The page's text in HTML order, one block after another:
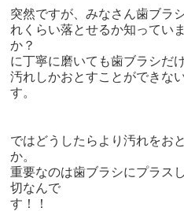
突然ですが、みなさん歯ブラ
れくらい落とせるか知ってい
か？ 実
に丁寧に磨いても歯ブラシだ
汚れしかおとすことができな
ではどうしたらより汚れをお
重要なのは歯ブラシにプラス
切なんで
す！